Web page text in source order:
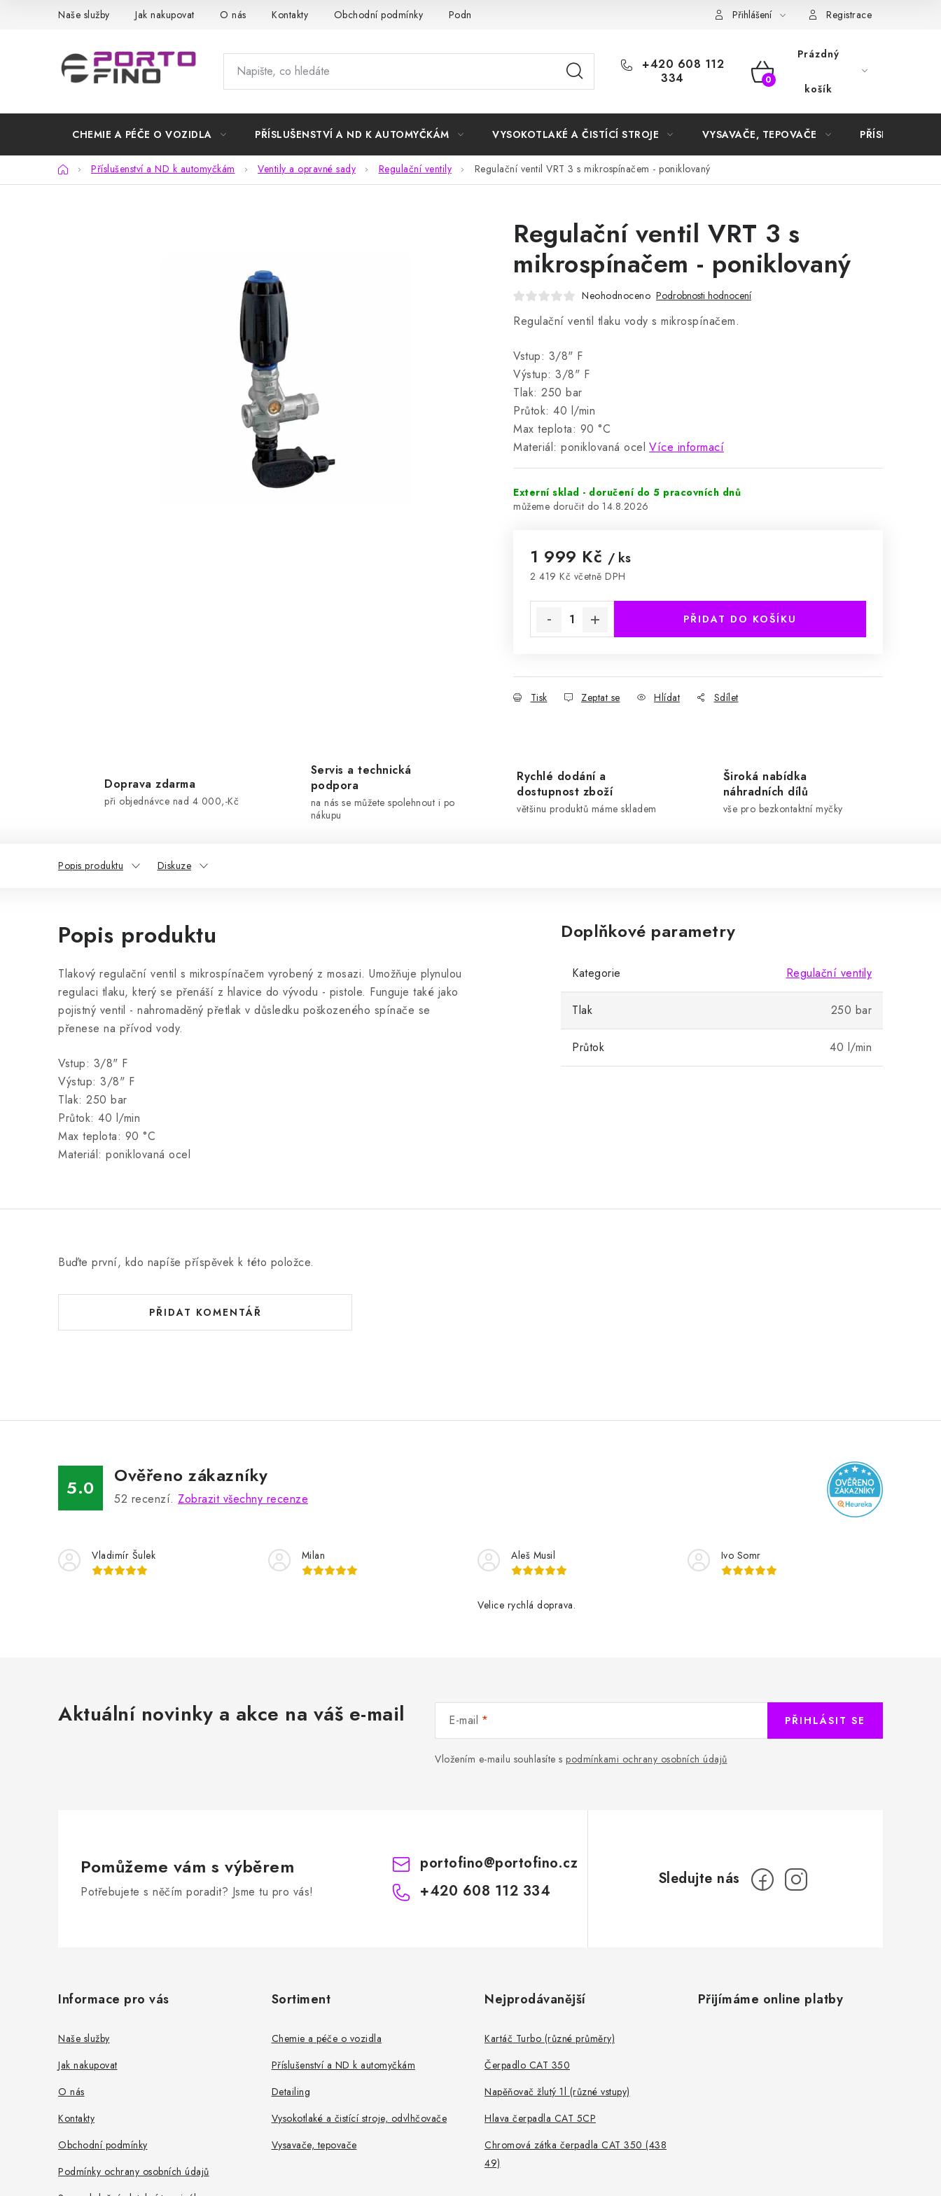
Naše služby Jak nakupovat O nás Kontakty Obchodní podmínky Podmínky ochrany osobních údajů Samoobslužné platební terminály
Přihlášení Registrace
+420 608 112
334
NÁKUPNÍ
Prázdný
košík
CHEMIE A PÉČE O VOZIDLA PŘÍSLUŠENSTVÍ A ND K AUTOMYČKÁM VYSOKOTLAKÉ A ČISTÍCÍ STROJE VYSAVAČE, TEPOVAČE PŘÍSLUŠENSTVÍ
DomůPříslušenství a ND k automyčkám Ventily a opravné sady Regulační ventily Regulační ventil VRT 3 s mikrospínačem - poniklovaný
Regulační ventil VRT 3 s
mikrospínačem - poniklovaný
Neohodnoceno Podrobnosti hodnocení
Regulační ventil tlaku vody s mikrospínačem.
Vstup: 3/8" F
Výstup: 3/8" F
Tlak: 250 bar
Průtok: 40 l/min
Max teplota: 90 °C
Materiál: poniklovaná ocel Více informací
Externí sklad - doručení do 5 pracovních dnů
14.8.2026
1 999 Kč / ks
2 419 Kč včetně DPH
PŘIDAT DO KOŠÍKU
Tisk Zeptat se Hlídat Sdílet
Doprava zdarma
při objednávce nad 4 000,-Kč
Servis a technická
podpora
na nás se můžete spolehnout i po
nákupu
Rychlé dodání a
dostupnost zboží
většinu produktů máme skladem
Široká nabídka
náhradních dílů
vše pro bezkontaktní myčky
Popis produktu Diskuze
Popis produktu
Tlakový regulační ventil s mikrospínačem vyrobený z mosazi. Umožňuje plynulou
regulaci tlaku, který se přenáší z hlavice do vývodu - pistole. Funguje také jako
pojistný ventil - nahromaděný přetlak v důsledku poškozeného spínače se
přenese na přívod vody.
Vstup: 3/8" F
Výstup: 3/8" F
Tlak: 250 bar
Průtok: 40 l/min
Max teplota: 90 °C
Materiál: poniklovaná ocel
Doplňkové parametry
Kategorie Regulační ventily
Tlak 250 bar
Průtok 40 l/min
Buďte první, kdo napíše příspěvek k této položce.
PŘIDAT KOMENTÁŘ
5.0
Ověřeno zákazníky
52 recenzí. Zobrazit všechny recenze
Vladimír Šulek Milan Aleš Musil
Velice rychlá doprava.
Ivo Somr
Aktuální novinky a akce na váš e-mail E-mail
Vložením e-mailu souhlasíte s podmínkami ochrany osobních údajů
PŘIHLÁSIT SE
Pomůžeme vám s výběrem
Potřebujete s něčím poradit? Jsme tu pro vás!
portofino@portofino.cz
+420 608 112 334
Informace pro vás
Naše služby
Jak nakupovat
O nás
Kontakty
Obchodní podmínky
Podmínky ochrany osobních údajů
Sortiment
Chemie a péče o vozidla
Příslušenství a ND k automyčkám
Detailing
Vysokotlaké a čistící stroje, odvlhčovače
Vysavače, tepovače
Nejprodávanější
Kartáč Turbo (různé průměry)
Čerpadlo CAT 350
Napěňovač žlutý 1l (různé vstupy)
Hlava čerpadla CAT 5CP
Chromová zátka čerpadla CAT 350 (438
49)
Přijímáme online platby